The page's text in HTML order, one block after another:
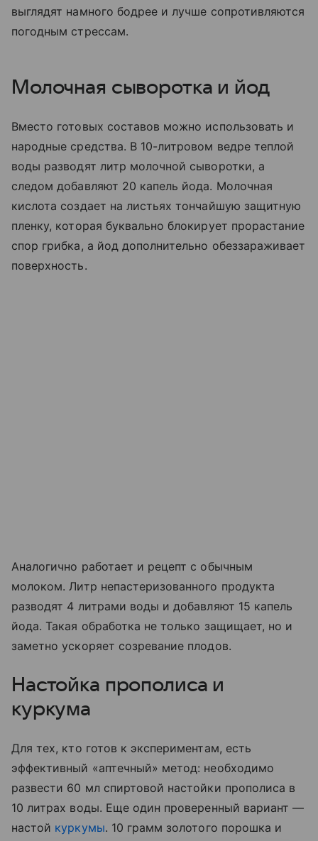
выглядят намного бодрее и лучше сопротивляются
погодным стрессам.
Молочная сыворотка и йод
Вместо готовых составов можно использовать и
народные средства. В 10-литровом ведре теплой
воды разводят литр молочной сыворотки, а
следом добавляют 20 капель йода. Молочная
кислота создает на листьях тончайшую защитную
пленку, которая буквально блокирует прорастание
спор грибка, а йод дополнительно обеззараживает
поверхность.
Аналогично работает и рецепт с обычным
молоком. Литр непастеризованного продукта
разводят 4 литрами воды и добавляют 15 капель
йода. Такая обработка не только защищает, но и
заметно ускоряет созревание плодов.
Настойка прополиса и
куркума
Для тех, кто готов к экспериментам, есть
эффективный «аптечный» метод: необходимо
развести 60 мл спиртовой настойки прополиса в
10 литрах воды. Еще один проверенный вариант —
настой куркумы. 10 грамм золотого порошка и